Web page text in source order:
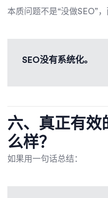
本质问题不是“没做SEO”，
SEO没有系统化。
六、真正有效
么样？
如果用一句话总结：